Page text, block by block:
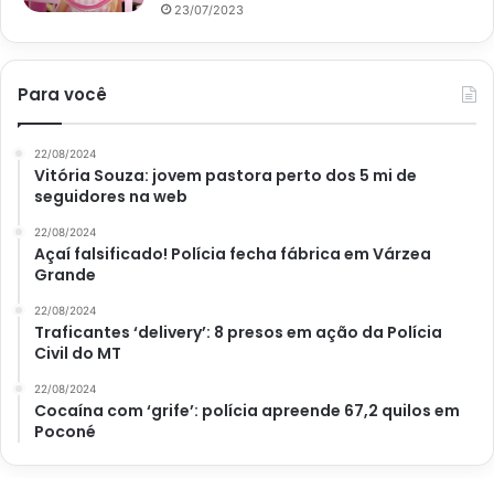
23/07/2023
Para você
22/08/2024
Vitória Souza: jovem pastora perto dos 5 mi de
seguidores na web
22/08/2024
Açaí falsificado! Polícia fecha fábrica em Várzea
Grande
22/08/2024
Traficantes ‘delivery’: 8 presos em ação da Polícia
Civil do MT
22/08/2024
Cocaína com ‘grife’: polícia apreende 67,2 quilos em
Poconé